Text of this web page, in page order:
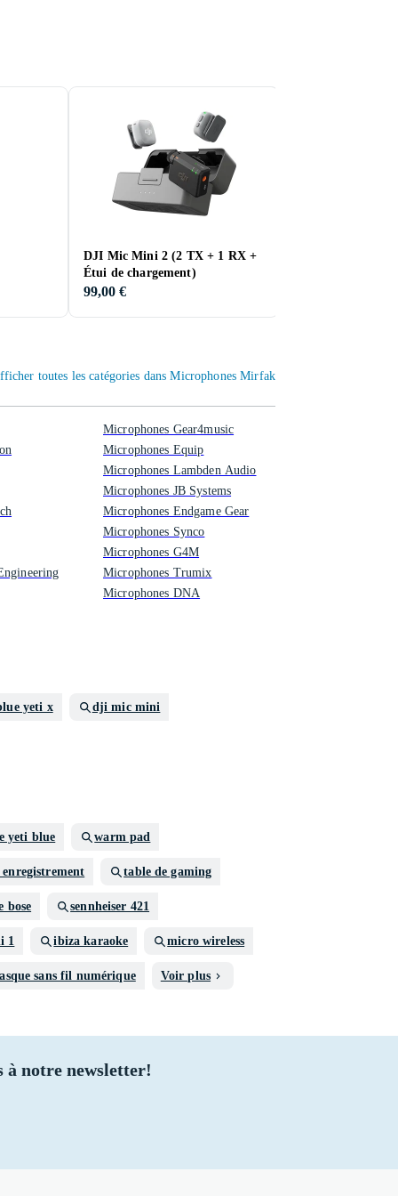
DJI Mic Mini 2 (2 TX + 1 RX +
Étui de chargement)
99,00 €
toutes les catégories dans Microphones Mirfak
Microphones Gear4music
Microphones Equip
Microphones Lambden Audio
Microphones JB Systems
Microphones Endgame Gear
Microphones Synco
Microphones G4M
Microphones Trumix
Microphones DNA
yeti x dji mic mini
yeti blue warm pad
table de gaming
bose sennheiser 421
1 ibiza karaoke micro wireless
sans fil numérique Voir plus
à notre newsletter!